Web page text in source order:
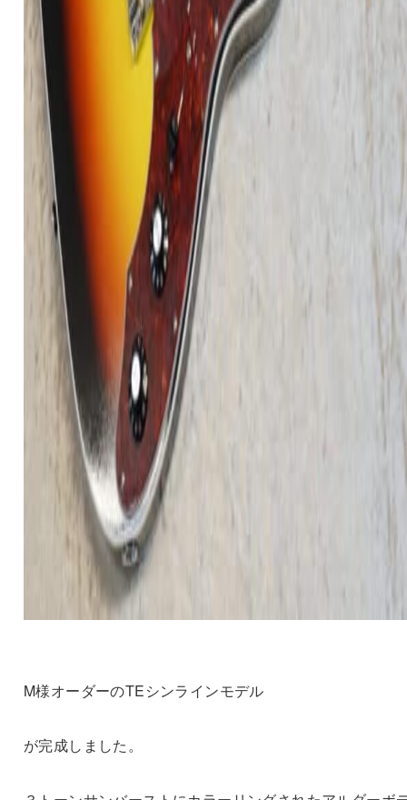
M様オーダーのTEシンラインモデル
が完成しました。